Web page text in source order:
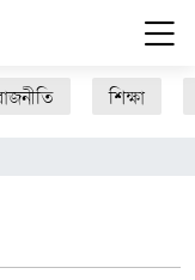
শিক্ষা